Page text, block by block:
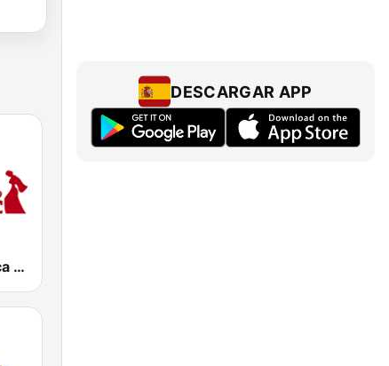
Radio Flamenca Huelva
DESCARGAR APP